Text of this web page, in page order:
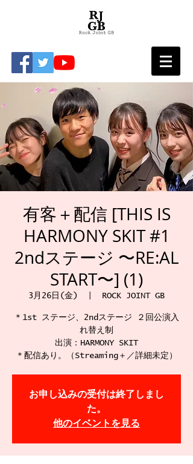
有客＋配信 [THIS IS
HARMONY SKIT #1
2ndステージ 〜RE:AL
START〜] (1)
3月26日(金) ROCK JOINT GB
＊1st ステージ、2ndステージ ２回公演入
れ替え制
出演：HARMONY SKIT
お申し込みの受付は終了しまし
た。
他のイベントを見る